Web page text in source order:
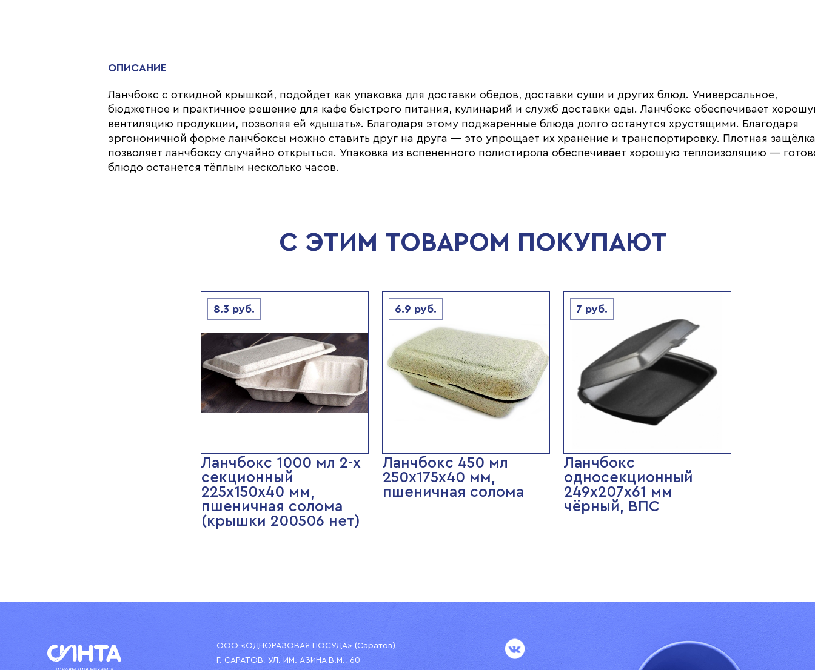
ОПИСАНИЕ
Ланчбокс с откидной крышкой, подойдет как упаковка для доставки обедов, доставки суши и других блюд. Универсальное,
бюджетное и практичное решение для кафе быстрого питания, кулинарий и служб доставки еды. Ланчбокс обеспечивает
вентиляцию продукции, позволяя ей «дышать». Благодаря этому поджаренные блюда долго останутся хрустящими. Благодаря
эргономичной форме ланчбоксы можно ставить друг на друга — это упрощает их хранение и транспортировку. Плотная
позволяет ланчбоксу случайно открыться. Упаковка из вспененного полистирола обеспечивает хорошую теплоизоляцию —
блюдо останется тёплым несколько часов.
С ЭТИМ ТОВАРОМ ПОКУПАЮТ
8.3 руб.
Ланчбокс 1000 мл 2-х
секционный
225х150х40 мм,
пшеничная солома
(крышки 200506 нет)
6.9 руб.
Ланчбокс 450 мл
250х175х40 мм,
пшеничная солома
7 руб.
Ланчбокс
односекционный
249х207х61 мм
чёрный, ВПС
ООО «ОДНОРАЗОВАЯ ПОСУДА» (Саратов)
Г. САРАТОВ, УЛ. ИМ. АЗИНА В.М., 60